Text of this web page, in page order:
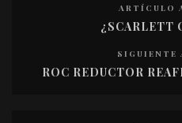
ARTÍCULO
¿SCARLETT
SIGUIENTE
ROC REDUCTOR